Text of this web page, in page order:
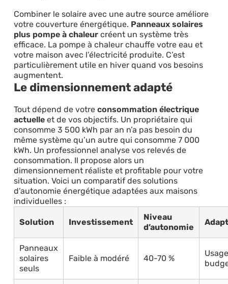
Combiner le solaire avec une autre source améliore
votre couverture énergétique. Panneaux solaires
plus pompe à chaleurcréent un système très
efficace. La pompe à chaleur chauffe votre eau et
votre maison avec l’électricité produite. C’est
particulièrement utile en hiver quand vos besoins
augmentent.
Le dimensionnement adapté
Tout dépend de votre consommation électrique
actuelleet de vos objectifs. Un propriétaire qui
consomme 3 500 kWh par an n’a pas besoin du
même système qu’un autre qui consomme 7 000
kWh. Un professionnel analyse vos relevés de
consommation. Il propose alors un
dimensionnement réaliste et profitable pour votre
situation. Voici un comparatif des solutions
d’autonomie énergétique adaptées aux maisons
individuelles :
Solution Investissement
Niveau
d’autonomie
Panneaux
solaires
seuls
Faible à modéré 40-70 %